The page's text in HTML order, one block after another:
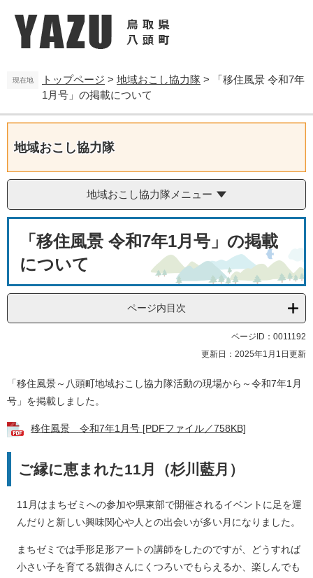
。
て
へ
現在地 トップページ > 地域おこし協力隊 >
「移住風景 令和7年
1月号」の掲載について
地域おこし協力隊
地域おこし協力隊メニュー
「移住風景 令和7年1月号」の掲載
について
ページ内目次
ページID：0011192
更新日：2025年1月1日更新
「移住風景～八頭町地域おこし協力隊活動の現場から～令和7年1月
号」を掲載しました。
移住風景 令和7年1月号 [PDFファイル／758KB]
ご縁に恵まれた11月（杉川藍月）
11月はまちゼミへの参加や県東部で開催されるイベントに足を運
んだりと新しい興味関心や人との出会いが多い月になりました。
まちゼミでは手形足形アートの講師をしたのですが、どうすれば
小さい子を育てる親御さんにくつろいでもらえるか、楽しんでも